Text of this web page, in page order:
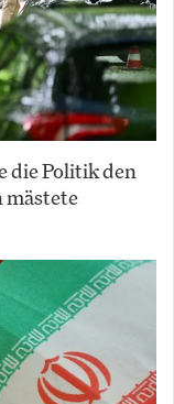
die Politik den
mästete